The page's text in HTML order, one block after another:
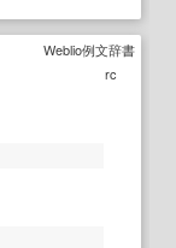
Weblio例文辞書
rc